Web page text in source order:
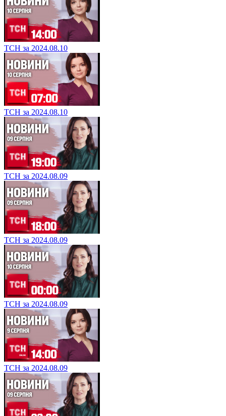
ТСН за 2024.08.10
ТСН за 2024.08.10
ТСН за 2024.08.09
ТСН за 2024.08.09
ТСН за 2024.08.09
ТСН за 2024.08.09